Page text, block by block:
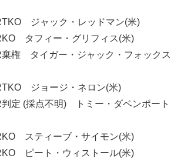
ジャック・レッドマン(米)
タフィー・グリフィス(米)
権 タイガー・ジャック・フォックス
ジョージ・ネロン(米)
定 (採点不明) トミー・ダベンポート
スティーブ・サイモン(米)
ピート・ウィストール(米)